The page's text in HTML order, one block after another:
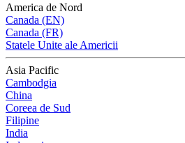
America de Nord
Canada (EN)
Canada (FR)
Statele Unite ale Americii
Asia Pacific
Cambodgia
China
Coreea de Sud
Filipine
India